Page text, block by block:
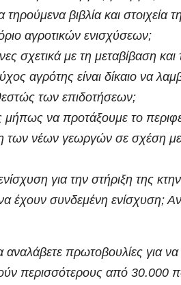
βιβλία και στοιχεία
αγροτικών ενισχύσεων;
σχετικά με τη μεταβίβαση
αγρότης είναι δίκαιο να
των επιδοτήσεων;
μήπως να προτάξουμε το
των νέων γεωργών σε σχέση
για την στήριξη της
να έχουν συνδεμένη ενίσχυση;
αναλάβετε πρωτοβουλίες
από 30.000